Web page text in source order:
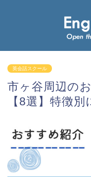
英会話スクール
市ヶ谷周辺の
【8選】特徴